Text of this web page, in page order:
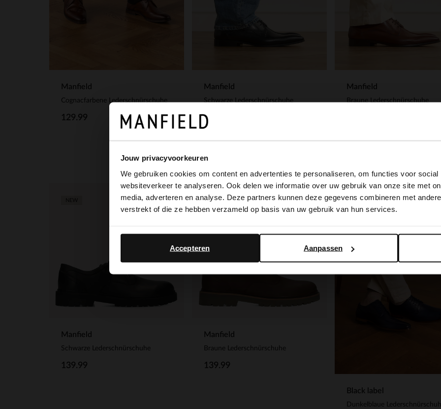
Jouw privacyvoorkeuren
We gebruiken cookies om content en advertenties te personaliseren, om functies voor
websiteverkeer te analyseren. Ook delen we informatie over uw gebruik van onze site met
media, adverteren en analyse. Deze partners kunnen deze gegevens combineren met
verstrekt of die ze hebben verzameld op basis van uw gebruik van hun services.
Aanpassen
Accepteren
Manfield
Cognacfarbene Lederschnürschuhe
129.99
Manfield
Schwarze Lederschnürschuhe
169.99
Manfield
Braune Lederschnürschuhe
Manfield
Schwarze Lederschnürschuhe
139.99
Manfield
Braune Lederschnürschuhe
139.99
NEW
Black label
Dunkelblaue
It looks like your language isn't Dutch. Would you like to